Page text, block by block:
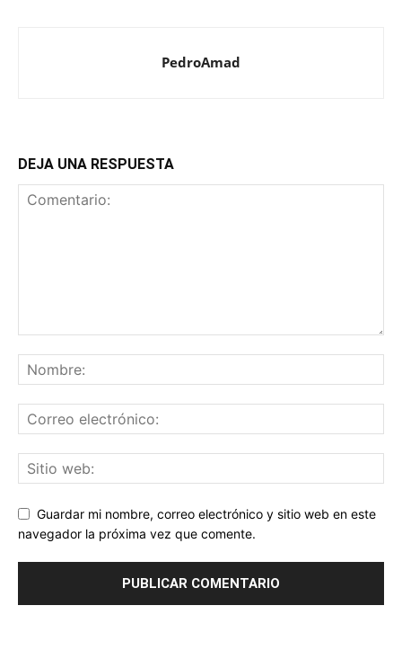
PedroAmad
DEJA UNA RESPUESTA
Guardar mi nombre, correo electrónico y sitio web en este
navegador la próxima vez que comente.